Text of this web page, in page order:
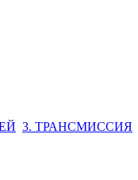
3. ТРАНСМИССИЯ